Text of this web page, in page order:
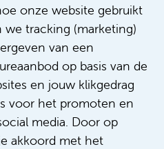
onze website gebruikt
tracking (marketing)
van een
op basis van de
en jouw klikgedrag
voor het promoten en
media. Door op
akkoord met het